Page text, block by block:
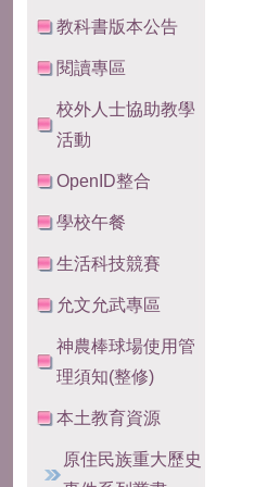
教科書版本公告
閱讀專區
校外人士協助教學
活動
OpenID整合
學校午餐
生活科技競賽
允文允武專區
神農棒球場使用管
理須知(整修)
本土教育資源
原住民族重大歷史